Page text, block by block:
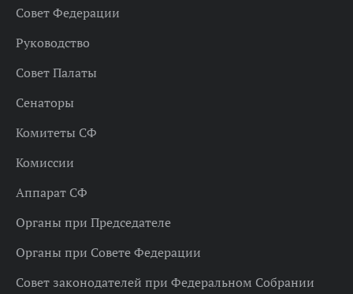
Совет Федерации
Руководство
Совет Палаты
Сенаторы
Комитеты СФ
Комиссии
Аппарат СФ
Органы при Председателе
Органы при Совете Федерации
Совет законодателей при Федеральном Собрании